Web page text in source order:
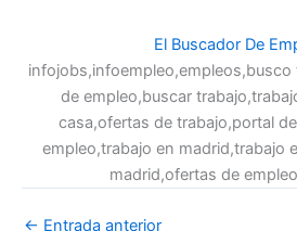
El Buscador De
de empleo,buscar
casa,ofertas de trabajo,portal
empleo,trabajo en madrid,trabajo
madrid,ofertas de
← Entrada anterior